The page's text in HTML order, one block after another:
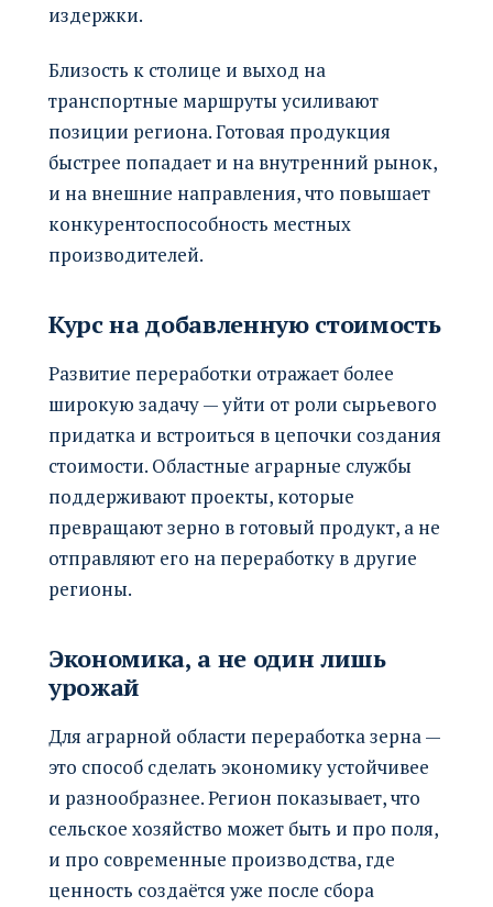
издержки.
Близость к столице и выход на
транспортные маршруты усиливают
позиции региона. Готовая продукция
быстрее попадает и на внутренний рынок,
и на внешние направления, что повышает
конкурентоспособность местных
производителей.
Курс на добавленную стоимость
Развитие переработки отражает более
широкую задачу — уйти от роли сырьевого
придатка и встроиться в цепочки создания
стоимости. Областные аграрные службы
поддерживают проекты, которые
превращают зерно в готовый продукт, а не
отправляют его на переработку в другие
регионы.
Экономика, а не один лишь
урожай
Для аграрной области переработка зерна —
это способ сделать экономику устойчивее
и разнообразнее. Регион показывает, что
сельское хозяйство может быть и про поля,
и про современные производства, где
ценность создаётся уже после сбора